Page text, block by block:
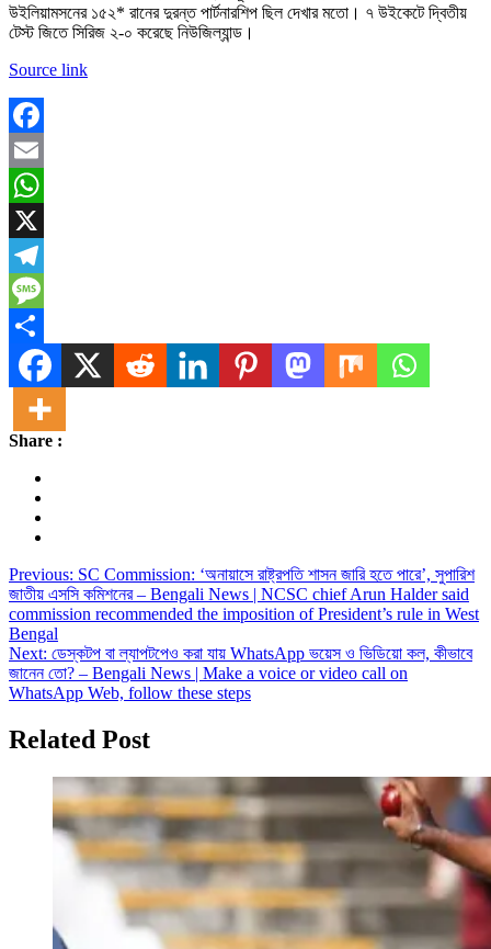
উইলিয়ামসনের ১৫২* রানের দুরন্ত পার্টনারশিপ ছিল দেখার মতো। ৭ উইকেটে দ্বিতীয়
টেস্ট জিতে সিরিজ ২-০ করেছে নিউজিল্যান্ড।
Source link
Facebook
Email
WhatsApp
X
Telegram
Message
Share
Share :
Post
navigation
Previous: SC Commission: ‘অনায়াসে রাষ্ট্রপতি শাসন জারি হতে পারে’, সুপারিশ
জাতীয় এসসি কমিশনের – Bengali News | NCSC chief Arun Halder said
commission recommended the imposition of President’s rule in West
Bengal
Next: ডেস্কটপ বা ল্যাপটপেও করা যায় WhatsApp ভয়েস ও ভিডিয়ো কল, কীভাবে
জানেন তো? – Bengali News | Make a voice or video call on
WhatsApp Web, follow these steps
Related Post